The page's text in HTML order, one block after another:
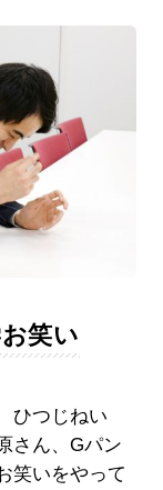
笑い
ひつじねい
さん、Gパン
笑いをやって